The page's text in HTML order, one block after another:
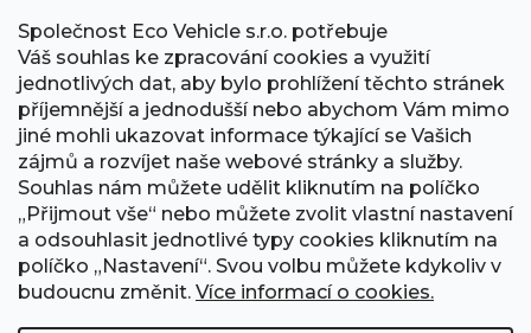
Společnost Eco Vehicle s.r.o. potřebuje
Váš souhlas ke zpracování cookies a využití
jednotlivých dat, aby bylo prohlížení těchto stránek
příjemnější a jednodušší nebo abychom Vám mimo
jiné mohli ukazovat informace týkající se Vašich
zájmů a rozvíjet naše webové stránky a služby.
Souhlas nám můžete udělit kliknutím na políčko
„Přijmout vše“ nebo můžete zvolit vlastní nastavení
a odsouhlasit jednotlivé typy cookies kliknutím na
políčko „Nastavení“. Svou volbu můžete kdykoliv v
budoucnu změnit. Více informací o cookies.
PŘIJÍMÁME ONLINE PLATBY